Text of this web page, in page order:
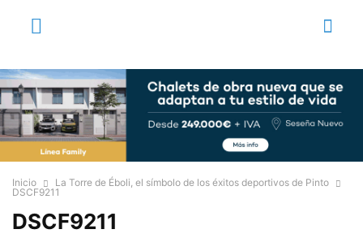
Inicio
La Torre de Éboli, el símbolo de los éxitos deportivos de Pinto
DSCF9211
DSCF9211